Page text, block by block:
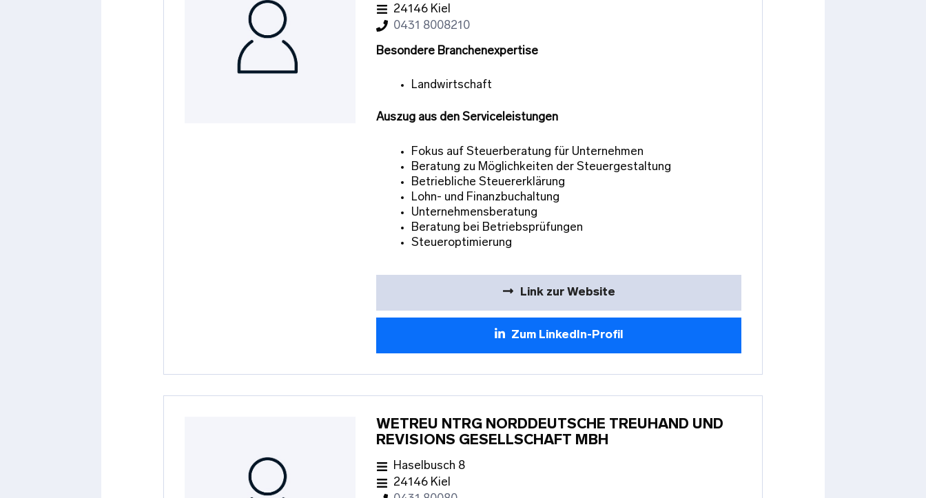
24146 Kiel
0431 8008210
Besondere Branchenexpertise
Landwirtschaft
Auszug aus den Serviceleistungen
Fokus auf Steuerberatung für Unternehmen
Beratung zu Möglichkeiten der Steuergestaltung
Betriebliche Steuererklärung
Lohn- und Finanzbuchaltung
Unternehmensberatung
Beratung bei Betriebsprüfungen
Steueroptimierung
Link zur Website
Zum LinkedIn-Profil
WETREU NTRG NORDDEUTSCHE TREUHAND UND
REVISIONS GESELLSCHAFT MBH
Haselbusch 8
24146 Kiel